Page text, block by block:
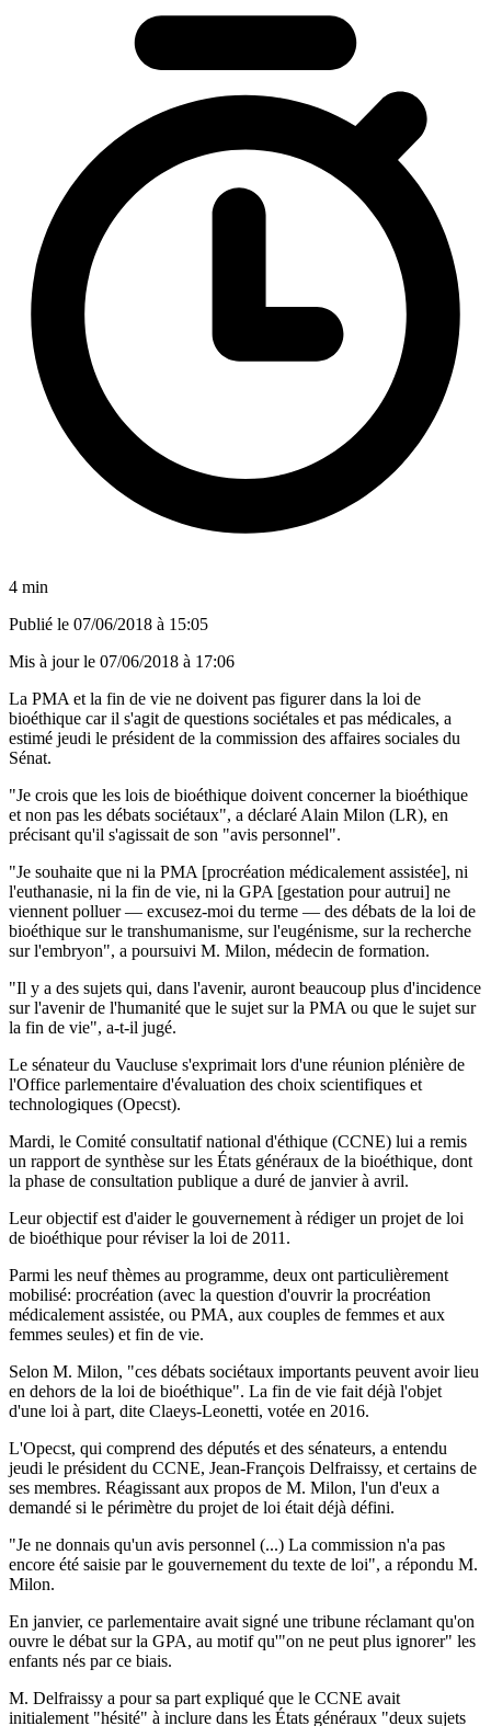
4 min
Publié le 07/06/2018 à 15:05
Mis à jour le 07/06/2018 à 17:06
La PMA et la fin de vie ne doivent pas figurer dans la loi de
bioéthique car il s'agit de questions sociétales et pas médicales, a
estimé jeudi le président de la commission des affaires sociales du
Sénat.
"Je crois que les lois de bioéthique doivent concerner la bioéthique
et non pas les débats sociétaux", a déclaré Alain Milon (LR), en
précisant qu'il s'agissait de son "avis personnel".
"Je souhaite que ni la PMA [procréation médicalement assistée], ni
l'euthanasie, ni la fin de vie, ni la GPA [gestation pour autrui] ne
viennent polluer — excusez-moi du terme — des débats de la loi de
bioéthique sur le transhumanisme, sur l'eugénisme, sur la recherche
sur l'embryon", a poursuivi M. Milon, médecin de formation.
"Il y a des sujets qui, dans l'avenir, auront beaucoup plus d'incidence
sur l'avenir de l'humanité que le sujet sur la PMA ou que le sujet sur
la fin de vie", a-t-il jugé.
Le sénateur du Vaucluse s'exprimait lors d'une réunion plénière de
l'Office parlementaire d'évaluation des choix scientifiques et
technologiques (Opecst).
Mardi, le Comité consultatif national d'éthique (CCNE) lui a remis
un rapport de synthèse sur les États généraux de la bioéthique, dont
la phase de consultation publique a duré de janvier à avril.
Leur objectif est d'aider le gouvernement à rédiger un projet de loi
de bioéthique pour réviser la loi de 2011.
Parmi les neuf thèmes au programme, deux ont particulièrement
mobilisé: procréation (avec la question d'ouvrir la procréation
médicalement assistée, ou PMA, aux couples de femmes et aux
femmes seules) et fin de vie.
Selon M. Milon, "ces débats sociétaux importants peuvent avoir lieu
en dehors de la loi de bioéthique". La fin de vie fait déjà l'objet
d'une loi à part, dite Claeys-Leonetti, votée en 2016.
L'Opecst, qui comprend des députés et des sénateurs, a entendu
jeudi le président du CCNE, Jean-François Delfraissy, et certains de
ses membres. Réagissant aux propos de M. Milon, l'un d'eux a
demandé si le périmètre du projet de loi était déjà défini.
"Je ne donnais qu'un avis personnel (...) La commission n'a pas
encore été saisie par le gouvernement du texte de loi", a répondu M.
Milon.
En janvier, ce parlementaire avait signé une tribune réclamant qu'on
ouvre le débat sur la GPA, au motif qu'"on ne peut plus ignorer" les
enfants nés par ce biais.
M. Delfraissy a pour sa part expliqué que le CCNE avait
initialement "hésité" à inclure dans les États généraux "deux sujets